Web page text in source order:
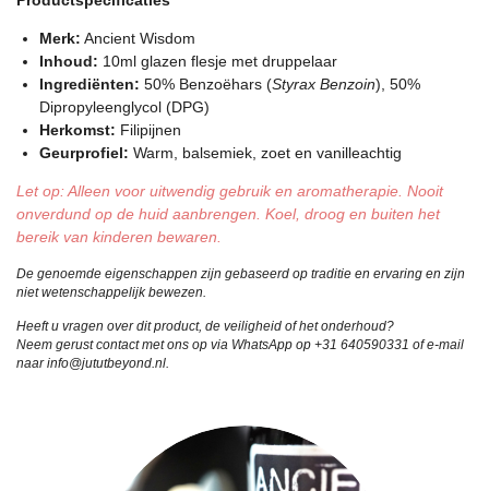
Merk: Ancient Wisdom
Inhoud: 10ml glazen flesje met druppelaar
Ingrediënten: 50% Benzoëhars (Styrax Benzoin), 50%
Dipropyleenglycol (DPG)
Herkomst: Filipijnen
Geurprofiel: Warm, balsemiek, zoet en vanilleachtig
Let op: Alleen voor uitwendig gebruik en aromatherapie. Nooit
onverdund op de huid aanbrengen. Koel, droog en buiten het
bereik van kinderen bewaren.
De genoemde eigenschappen zijn gebaseerd op traditie en ervaring en zijn
niet wetenschappelijk bewezen.
Heeft u vragen over dit product, de veiligheid of het onderhoud?
Neem gerust contact met ons op via WhatsApp op +31 640590331 of e-mail
naar info@jututbeyond.nl.